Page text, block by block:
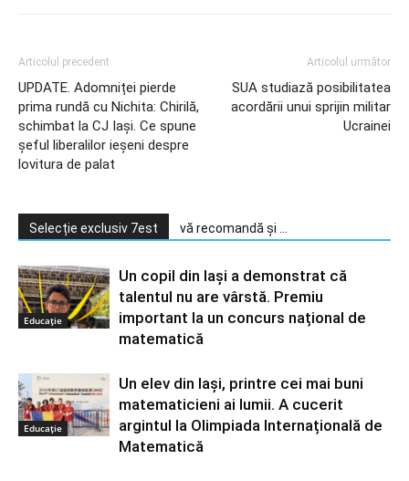
Articolul precedent
UPDATE. Adomniței pierde
prima rundă cu Nichita: Chirilă,
schimbat la CJ Iași. Ce spune
șeful liberalilor ieșeni despre
lovitura de palat
Articolul următor
SUA studiază posibilitatea
acordării unui sprijin militar
Ucrainei
Selecție exclusiv 7est vă recomandă și ...
Educație
Un copil din Iași a demonstrat că
talentul nu are vârstă. Premiu
important la un concurs național de
matematică
Educație
Un elev din Iași, printre cei mai buni
matematicieni ai lumii. A cucerit
argintul la Olimpiada Internațională de
Matematică